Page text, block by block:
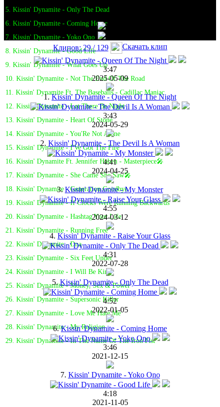
5. Kissin' Dynamite - Only The Dead
6. Kissin' Dynamite - Coming Home
7. Kissin' Dynamite - Yoko Ono
8. Kissin' Dynamite - Good Life
9. Kissin' Dynamite - What Goes Up
10. Kissin' Dynamite - Not The End Of The Road
11. Kissin' Dynamite Ft. The Baseballs - Cadillac Maniac
12. Kissin' Dynamite - Let There Be Night
13. Kissin' Dynamite - Heart Of Stone
14. Kissin' Dynamite - You'Re Not Alone
15. Kissin' Dynamite - I'Ve Got The Fire
16. Kissin' Dynamite Ft. Jennifer Haben - Masterpiece🎤
17. Kissin' Dynamite - She Came She Saw🎤
18. Kissin' Dynamite - Generation Goodbye
19. Kissin' Dynamite - If Clocks Were Running Backwards
20. Kissin' Dynamite - Hashtag Your Life
21. Kissin' Dynamite - Running Free
22. Kissin' Dynamite - Dna
23. Kissin' Dynamite - Six Feet Under
24. Kissin' Dynamite - I Will Be King
25. Kissin' Dynamite - Money, Sex & Power
26. Kissin' Dynamite - Supersonic Killer
27. Kissin' Dynamite - Love Me Hate Me
28. Kissin' Dynamite - My Religion
29. Kissin' Dynamite - In The Name Of The Iron Fist
Клипов: 29 / 129 Скачать клип
3:47
2025-05-09
1.Kissin' Dynamite - Queen Of The Night
3:43
2024-05-29
2. Kissin' Dynamite - The Devil Is A Woman
4:41
2024-04-25
3.Kissin' Dynamite - My Monster
4:55
2024-03-12
4. Kissin' Dynamite - Raise Your Glass
4:31
2022-07-28
5.Kissin' Dynamite - Only The Dead
4:52
2022-01-05
6.Kissin' Dynamite - Coming Home
3:46
2021-12-15
7. Kissin' Dynamite - Yoko Ono
4:18
2021-11-05